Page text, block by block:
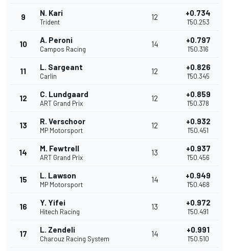
9 N. Kari
Trident
12 +0.734
1'50.253
10 A. Peroni
Campos Racing
14 +0.797
1'50.316
11 L. Sargeant
Carlin
12 +0.826
1'50.345
12 C. Lundgaard
ART Grand Prix
12 +0.859
1'50.378
13 R. Verschoor
MP Motorsport
12 +0.932
1'50.451
14 M. Fewtrell
ART Grand Prix
13 +0.937
1'50.456
15 L. Lawson
MP Motorsport
14 +0.949
1'50.468
16 Y. Yifei
Hitech Racing
13 +0.972
1'50.491
17 L. Zendeli
Charouz Racing System
14 +0.991
1'50.510